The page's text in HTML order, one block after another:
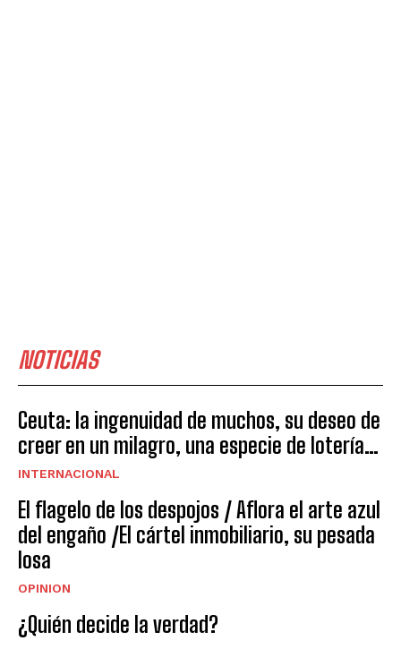
NOTICIAS
Ceuta: la ingenuidad de muchos, su deseo de
creer en un milagro, una especie de lotería…
INTERNACIONAL
El flagelo de los despojos / Aflora el arte azul
del engaño /El cártel inmobiliario, su pesada
losa
OPINION
¿Quién decide la verdad?